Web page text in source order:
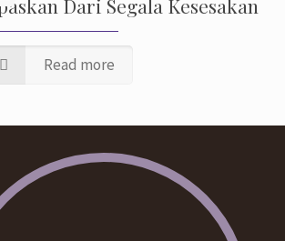
Dari Segala Kesesakan
Read more